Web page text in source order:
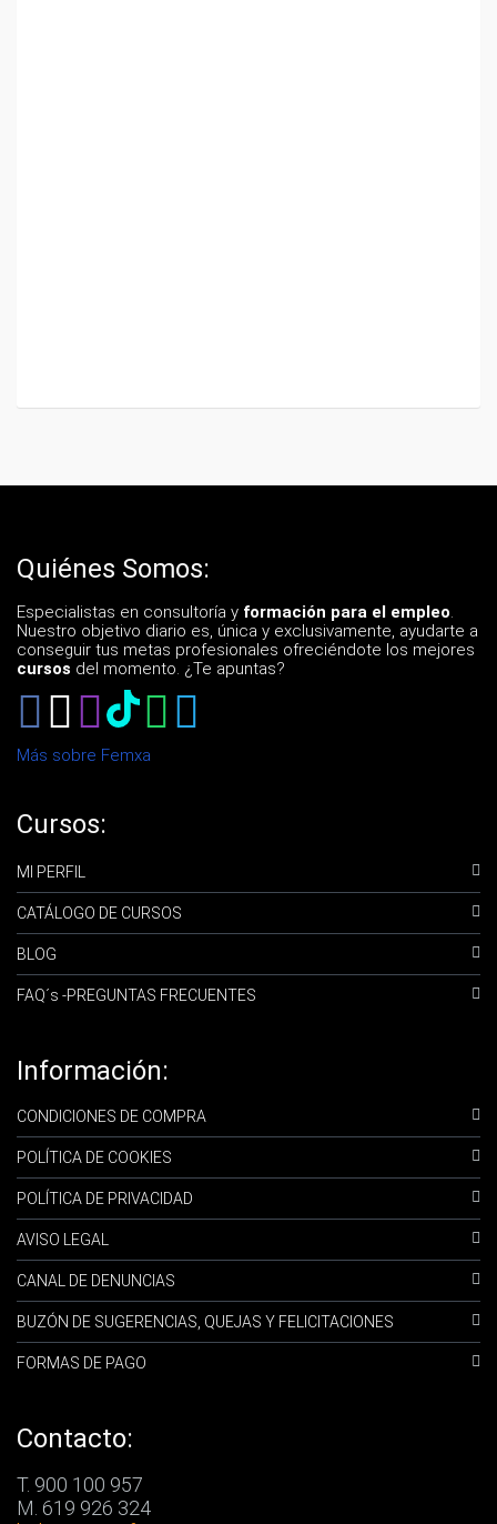
Quiénes Somos:
Especialistas en consultoría y formación para el empleo.
Nuestro objetivo diario es, única y exclusivamente, ayudarte a
conseguir tus metas profesionales ofreciéndote los mejores
cursos del momento. ¿Te apuntas?
Más sobre Femxa
Cursos:
MI PERFIL
CATÁLOGO DE CURSOS
BLOG
FAQ´s -PREGUNTAS FRECUENTES
Información:
CONDICIONES DE COMPRA
POLÍTICA DE COOKIES
POLÍTICA DE PRIVACIDAD
AVISO LEGAL
CANAL DE DENUNCIAS
BUZÓN DE SUGERENCIAS, QUEJAS Y FELICITACIONES
FORMAS DE PAGO
Contacto:
T. 900 100 957
M. 619 926 324